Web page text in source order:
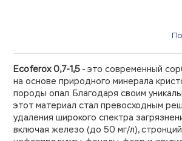
Ecoferox 0,7-1,5 - это современный
на основе природного минерала
породы опал. Благодаря своим
этот материал стал превосходным
удаления широкого спектра
включая железо (до 50 мг/л),